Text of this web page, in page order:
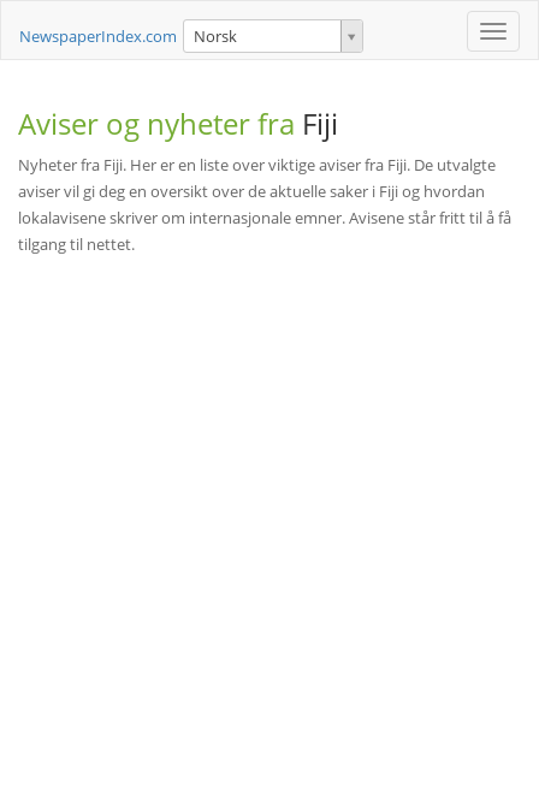
Toggle
NewspaperIndex.com Norsk
Aviser og nyheter fra Fiji
Nyheter fra Fiji. Her er en liste over viktige aviser fra Fiji. De utvalgte
aviser vil gi deg en oversikt over de aktuelle saker i Fiji og hvordan
lokalavisene skriver om internasjonale emner. Avisene står fritt til å få
tilgang til nettet.